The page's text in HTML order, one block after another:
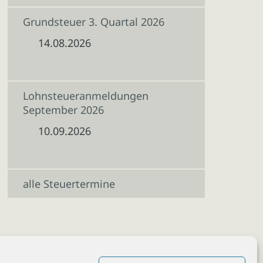
Grundsteuer 3. Quartal 2026
14.08.2026
Lohnsteueranmeldungen
September 2026
10.09.2026
alle Steuertermine